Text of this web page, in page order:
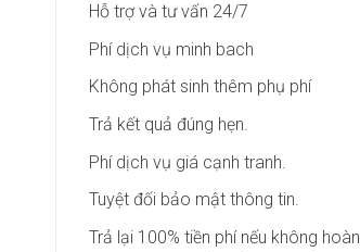
Hỗ trợ và tư vấn 24/7
Phí dịch vụ minh bach
Không phát sinh thêm phụ phí
Trả kết quả đúng hẹn.
Phí dịch vụ giá cạnh tranh.
Tuyệt đối bảo mật thông tin.
Trả lại 100% tiền phí nếu không hoàn